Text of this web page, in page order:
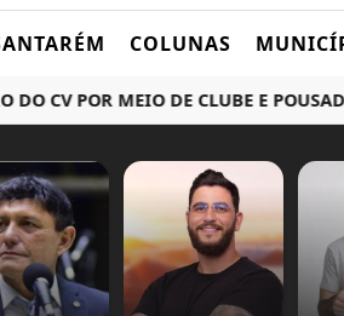
COLUNAS
CV POR MEIO DE CLUBE E POUSADA